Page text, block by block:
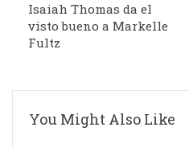
Isaiah Thomas da el
visto bueno a Markelle
Fultz
You Might Also Like